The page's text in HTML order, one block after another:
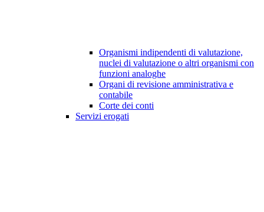
Organismi indipendenti di valutazione,
nuclei di valutazione o altri organismi con
funzioni analoghe
Organi di revisione amministrativa e
contabile
Corte dei conti
Servizi erogati